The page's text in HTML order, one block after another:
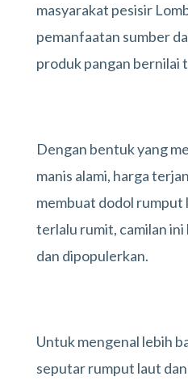
masyarakat pesisir
pemanfaatan sumber
produk pangan bernilai
Dengan bentuk yang
manis alami, harga
membuat dodol rumput
terlalu rumit, camilan
dan dipopulerkan.
Untuk mengenal lebih
seputar rumput laut